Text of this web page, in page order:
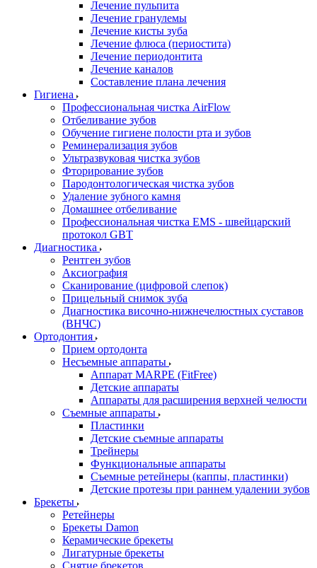
Лечение пульпита
Лечение гранулемы
Лечение кисты зуба
Лечение флюса (периостита)
Лечение периодонтита
Лечение каналов
Составление плана лечения
Гигиена
Профессиональная чистка AirFlow
Отбеливание зубов
Обучение гигиене полости рта и зубов
Реминерализация зубов
Ультразвуковая чистка зубов
Фторирование зубов
Пародонтологическая чистка зубов
Удаление зубного камня
Домашнее отбеливание
Профессиональная чистка EMS - швейцарский
протокол GBT
Диагностика
Рентген зубов
Аксиография
Сканирование (цифровой слепок)
Прицельный снимок зуба
Диагностика височно-нижнечелюстных суставов
(ВНЧС)
Ортодонтия
Прием ортодонта
Несъемные аппараты
Аппарат MARPE (FitFree)
Детские аппараты
Аппараты для расширения верхней челюсти
Съемные аппараты
Пластинки
Детские съемные аппараты
Трейнеры
Функциональные аппараты
Съемные ретейнеры (каппы, пластинки)
Детские протезы при раннем удалении зубов
Брекеты
Ретейнеры
Брекеты Damon
Керамические брекеты
Лигатурные брекеты
Снятие брекетов